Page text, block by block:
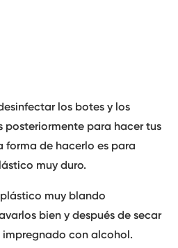
los botes y los
posteriormente para hacer tus
forma de hacerlo es para
muy duro.
muy blando
bien y después de secar
con alcohol.